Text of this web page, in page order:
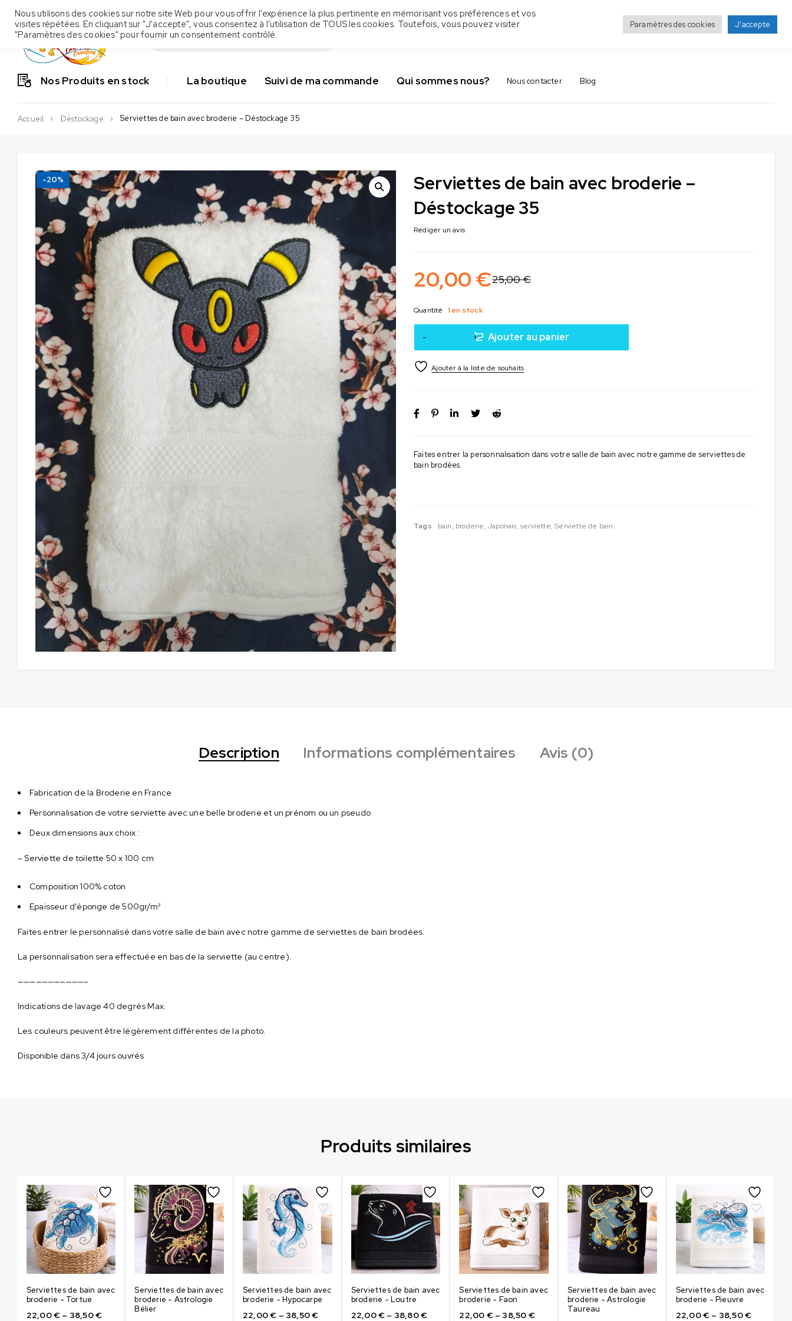
Nos Produits en stock La boutique Suivi de ma commande Qui sommes nous? Nous contacter Blog
Accueil Déstockage Serviettes de bain avec broderie – Déstockage 35
-20%
Serviettes de bain avec broderie –
Déstockage 35
Rédiger un avis
Faites entrer la personnalisation dans votre salle de bain avec notre gamme de serviettes de
bain brodées.
25,00€
20,00€
Quantité 1 en stock
Ajouter au panier
Tags bain, broderie,Japonais,serviette,Serviette de bain
Description Informations complémentaires Avis (0)
Fabrication de la Broderie en France
Personnalisation de votre serviette avec une belle broderie et un prénom ou un pseudo
Deux dimensions aux choix :
– Serviette de toilette 50 x 100 cm
Composition 100% coton
Epaisseur d’éponge de 500gr/m²
Faites entrer le personnalisé dans votre salle de bain avec notre gamme de serviettes de bain brodées.
La personnalisation sera effectuée en bas de la serviette (au centre).
———————————–
Indications de lavage 40 degrés Max.
Les couleurs peuvent être légèrement différentes de la photo.
Disponible dans 3/4 jours ouvrés
Produits similaires
Serviettes de bain avec
broderie - Tortue
22,00€ – 38,50€
Serviettes de bain avec
broderie - Astrologie
Bélier
Serviettes de bain avec
broderie - Hypocarpe
22,00€ – 38,50€
Serviettes de bain avec
broderie - Loutre
22,00€ – 38,80€
Serviettes de bain avec
broderie - Faon
22,00 €– 38,50 €
Serviettes de bain avec
broderie - Astrologie
Taureau
Serviettes de bain avec
broderie - Pieuvre
22,00€ – 38,50€
Nous utilisons des cookies sur notre site Web pour vous offrir l'expérience la plus pertinente en mémorisant vos préférences et vos
visites répétées. En cliquant sur "J'accepte", vous consentez à l'utilisation de TOUS les cookies. Toutefois, vous pouvez visiter
"Paramètres des cookies" pour fournir un consentement contrôlé.
Paramètres des cookies J'accepte